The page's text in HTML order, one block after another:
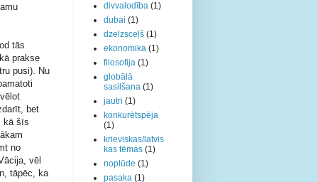
tās
prakse
pusi). Nu
bet
kā šīs
no
vēl
tāpēc, ka
divvalodība (1)
dubai (1)
dzelzsceļš (1)
ekonomika (1)
filosofija (1)
globālā
sasilšana (1)
jautri (1)
konkurētspēja
(1)
krieviskas/latvis
kas tēmas (1)
noplūde (1)
pasaka (1)